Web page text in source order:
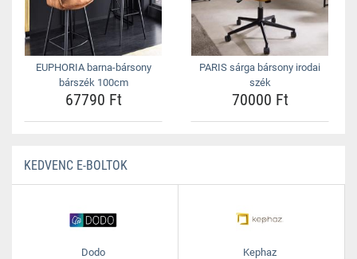
EUPHORIA barna-bársony
bárszék 100cm
67790 Ft
PARIS sárga bársony irodai
szék
70000 Ft
KEDVENC E-BOLTOK
Dodo Kephaz